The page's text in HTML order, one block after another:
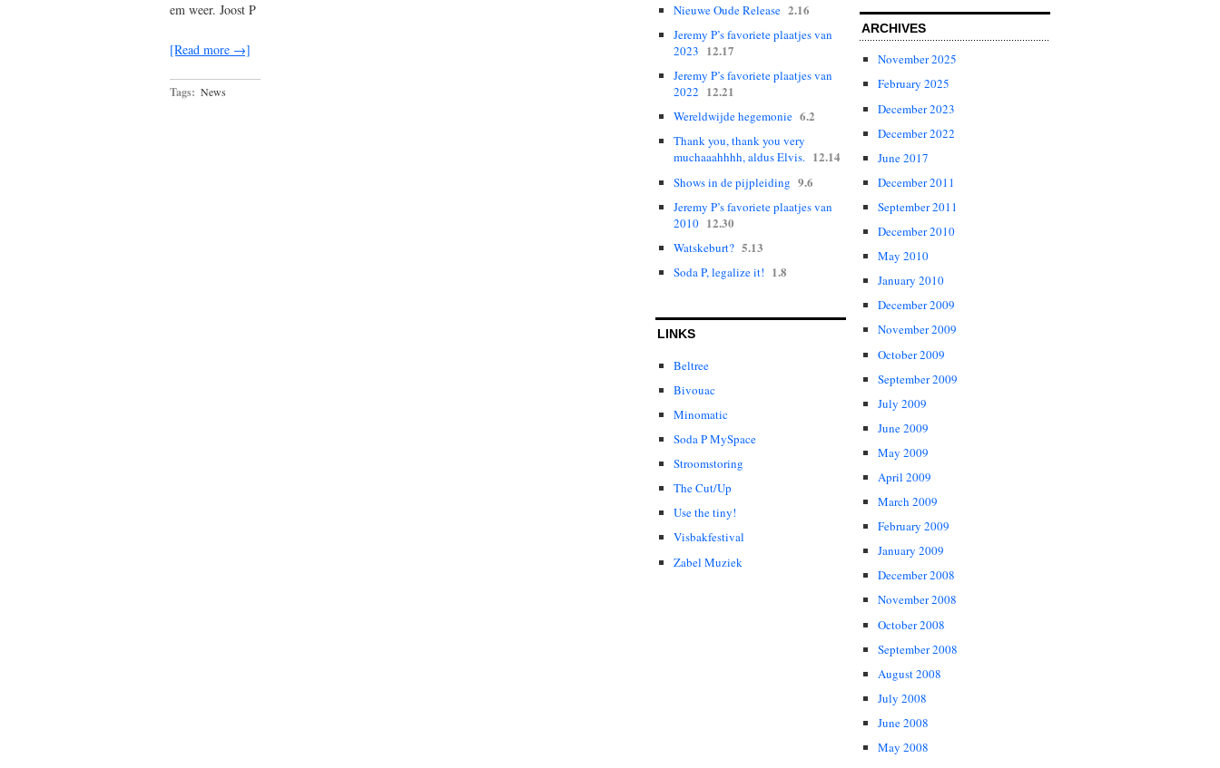
em weer. Joost P
[Read more →]
Tags: News
Nieuwe Oude Release 2.16
Jeremy P’s favoriete plaatjes van
2023 12.17
Jeremy P’s favoriete plaatjes van
2022 12.21
Wereldwijde hegemonie 6.2
Thank you, thank you very
muchaaahhhh, aldus Elvis. 12.14
Shows in de pijpleiding 9.6
Jeremy P’s favoriete plaatjes van
2010 12.30
Watskeburt? 5.13
Soda P, legalize it! 1.8
LINKS
Beltree
Bivouac
Minomatic
Soda P MySpace
Stroomstoring
The Cut/Up
Use the tiny!
Visbakfestival
Zabel Muziek
ARCHIVES
November 2025
February 2025
December 2023
December 2022
June 2017
December 2011
September 2011
December 2010
May 2010
January 2010
December 2009
November 2009
October 2009
September 2009
July 2009
June 2009
May 2009
April 2009
March 2009
February 2009
January 2009
December 2008
November 2008
October 2008
September 2008
August 2008
July 2008
June 2008
May 2008